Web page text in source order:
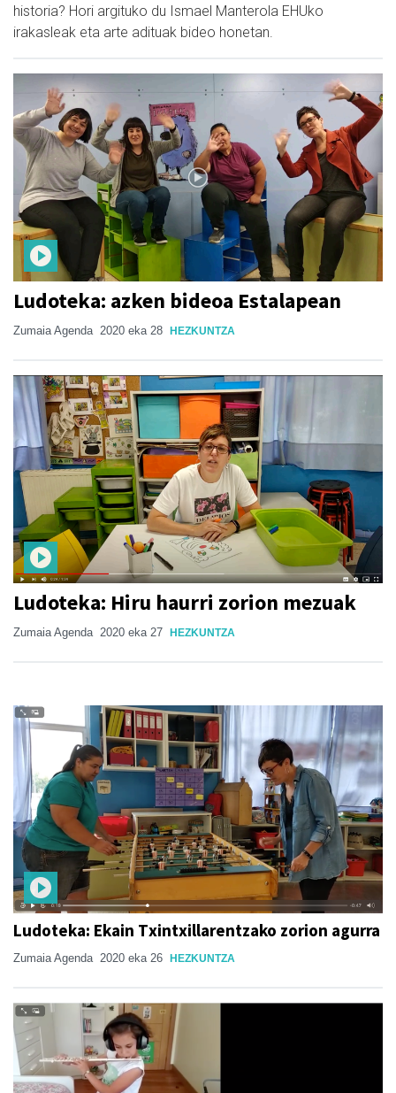
historia? Hori argituko du Ismael Manterola EHUko
irakasleak eta arte adituak bideo honetan.
Ludoteka: azken bideoa Estalapean
Zumaia Agenda 2020 eka 28 HEZKUNTZA
Ludoteka: Hiru haurri zorion mezuak
Zumaia Agenda 2020 eka 27 HEZKUNTZA
Ludoteka: Ekain Txintxillarentzako zorion agurra
Zumaia Agenda 2020 eka 26 HEZKUNTZA